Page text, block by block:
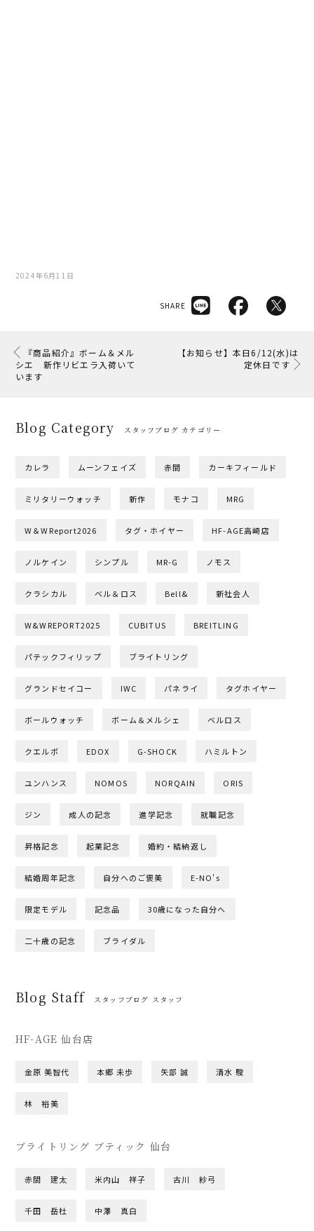
2024年6月11日
SHARE
『商品紹介』ボーム＆メル
シエ 新作リビエラ入荷いて
います
【お知らせ】本日6/12(水)は
定休日です
Blog Category スタッフブログ カテゴリー
カレラ ムーンフェイズ 赤間 カーキフィールド
ミリタリーウォッチ 新作 モナコ MRG
W＆WReport2026 タグ・ホイヤー HF-AGE高崎店
ノルケイン シンプル MR-G ノモス
クラシカル ベル＆ロス Bell& 新社会人
W&WREPORT2025 CUBITUS BREITLING
パテックフィリップ ブライトリング
グランドセイコー IWC パネライ タグホイヤー
ボールウォッチ ボーム＆メルシェ ベルロス
クエルボ EDOX G-SHOCK ハミルトン
ユンハンス NOMOS NORQAIN ORIS
ジン 成人の記念 進学記念 就職記念
昇格記念 起業記念 婚約・結納返し
結婚周年記念 自分へのご褒美 E-NO's
限定モデル 記念品 30歳になった自分へ
二十歳の記念 ブライダル
Blog Staff スタッフブログ スタッフ
HF-AGE 仙台店
金原 美智代 本郷 未歩 矢部 誠 清水 駿
林 裕美
ブライトリング ブティック 仙台
赤間 建太 米内山 祥子 古川 紗弓
千田 岳杜 中澤 真白